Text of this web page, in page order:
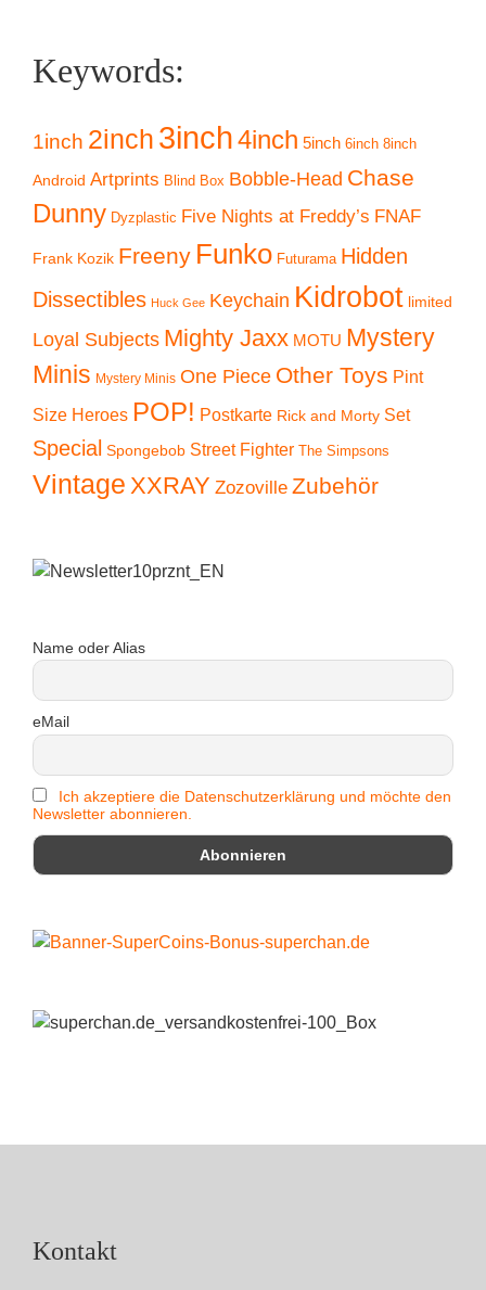
Keywords:
1inch 2inch 3inch4inch 5inch 6inch 8inch
Android Artprints Blind Box Bobble-Head Chase
Dunny Dyzplastic Five Nights at Freddy’s FNAF
Frank Kozik Freeny Funko Futurama Hidden
Dissectibles Huck Gee Keychain Kidrobot limited
Loyal Subjects Mighty Jaxx MOTU Mystery
Minis Mystery Minis One Piece Other Toys Pint
Size Heroes POP! Postkarte Rick and Morty Set
Special Spongebob Street Fighter The Simpsons
Vintage XXRAY Zozoville Zubehör
Name oder Alias
eMail
Ich akzeptiere die Datenschutzerklärung und möchte den
Newsletter abonnieren.
Kontakt